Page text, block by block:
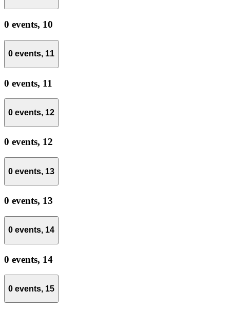
0 events, 10
0 events, 11
0 events, 11
0 events, 12
0 events, 12
0 events, 13
0 events, 13
0 events, 14
0 events, 14
0 events, 15